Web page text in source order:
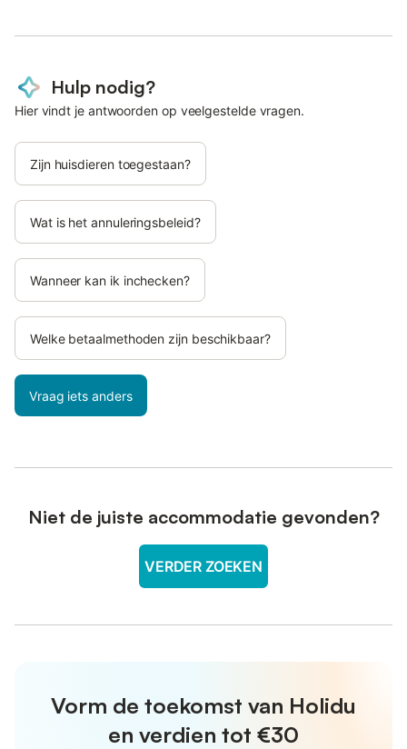
Hulp nodig?
Hier vindt je antwoorden op veelgestelde vragen.
Zijn huisdieren toegestaan?
Wat is het annuleringsbeleid?
Wanneer kan ik inchecken?
Welke betaalmethoden zijn beschikbaar?
Vraag iets anders
Niet de juiste accommodatie gevonden?
VERDER ZOEKEN
Vorm de toekomst van Holidu
en verdien tot €30